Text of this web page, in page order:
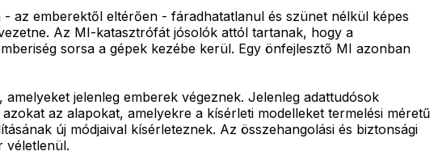
az emberektől eltérően - fáradhatatlanul és szünet nélkül képes
Az MI-katasztrófát jósolók attól tartanak, hogy a
sorsa a gépek kezébe kerül. Egy önfejlesztő MI azonban
jelenleg emberek végeznek. Jelenleg adattudósok
az alapokat, amelyekre a kísérleti modelleket termelési méretű
új módjaival kísérleteznek. Az összehangolási és biztonsági
véletlenül.